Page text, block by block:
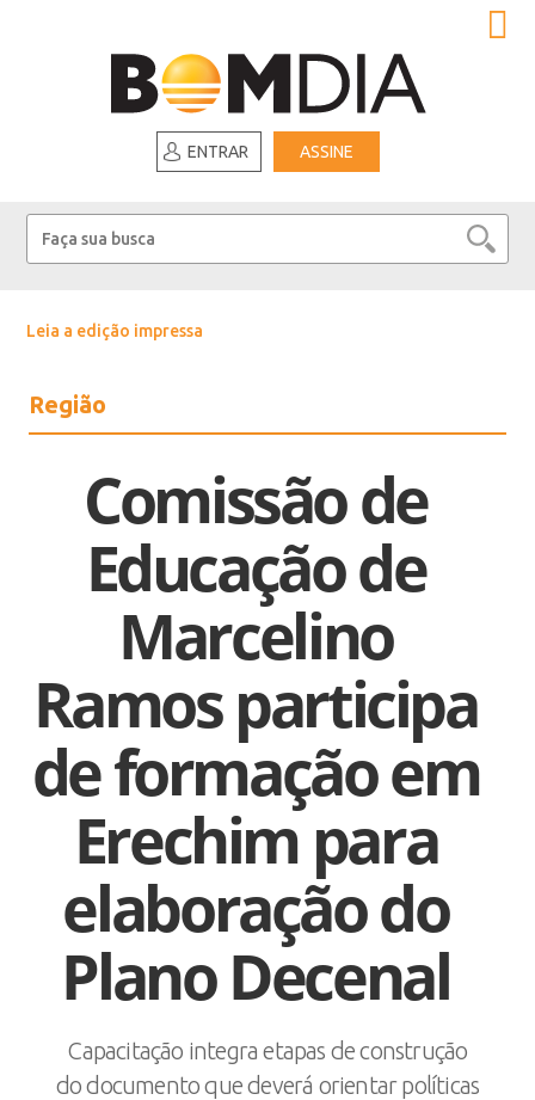
ENTRAR ASSINE
Leia a edição impressa
Região
Comissão de
Educação de
Marcelino
Ramos participa
de formação em
Erechim para
elaboração do
Plano Decenal
Capacitação integra etapas de construção
do documento que deverá orientar políticas